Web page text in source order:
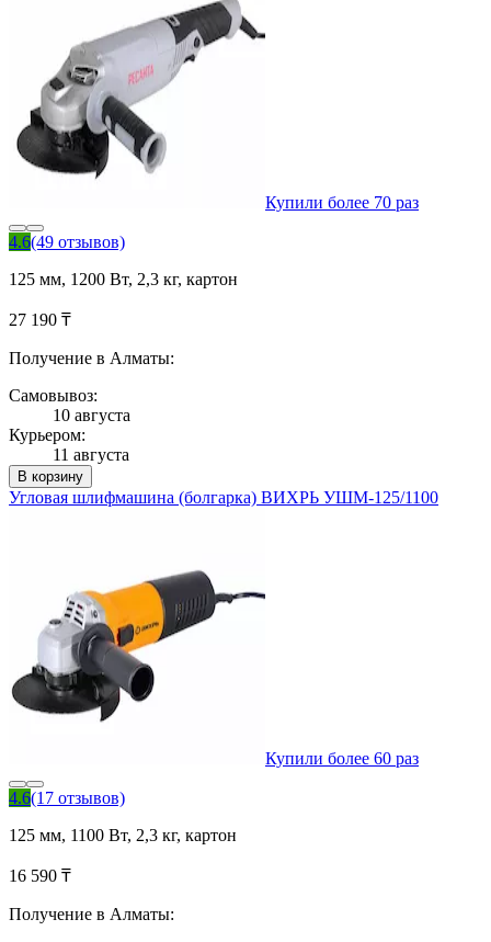
Купили более 70 раз
4.6(49 отзывов)
125 мм, 1200 Вт, 2,3 кг, картон
27 190 ₸
Получение в Алматы:
Самовывоз:
10 августа
Курьером:
11 августа
В корзину
Угловая шлифмашина (болгарка) ВИХРЬ УШМ-125/1100
Купили более 60 раз
4.6(17 отзывов)
125 мм, 1100 Вт, 2,3 кг, картон
16 590 ₸
Получение в Алматы: